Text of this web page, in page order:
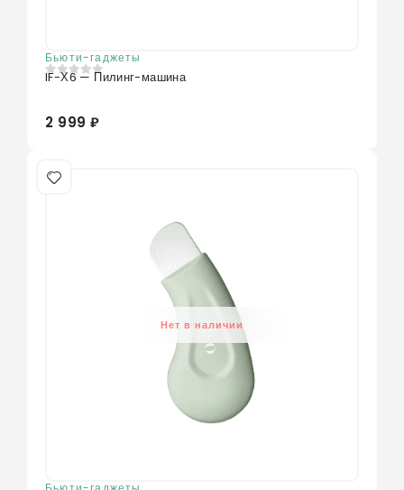
Бьюти-гаджеты
0 из 5
IF-Х6 — Пилинг-машина
2 999 ₽
Нет в наличии